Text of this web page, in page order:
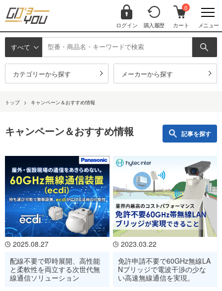
ログイン 購入履歴
0
カート メニュー
すべて
カテゴリーから探す メーカーから探す
トップ > キャンペーン＆おすすめ情報
キャンペーン＆おすすめ情報 記事を探す
2025.08.27
配線不要で即時展開、高性能
と柔軟性を両立する次世代無
線通信ソリューション
2023.03.22
免許申請不要で60GHz無線LA
Nブリッジで電波干渉の少な
い高速無線通信を実現。